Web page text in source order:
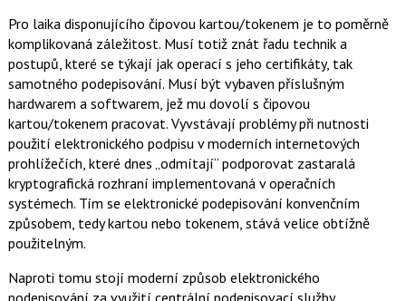
Pro laika disponujícího čipovou kartou/tokenem je to poměrně
komplikovaná záležitost. Musí totiž znát řadu technik a
postupů, které se týkají jak operací s jeho certifikáty, tak
samotného podepisování. Musí být vybaven příslušným
hardwarem a softwarem, jež mu dovolí s čipovou
kartou/tokenem pracovat. Vyvstávají problémy při nutnosti
použití elektronického podpisu v moderních internetových
prohlížečích, které dnes „odmítají“ podporovat zastaralá
kryptografická rozhraní implementovaná v operačních
systémech. Tím se elektronické podepisování konvenčním
způsobem, tedy kartou nebo tokenem, stává velice obtížně
použitelným.
Naproti tomu stojí moderní způsob elektronického